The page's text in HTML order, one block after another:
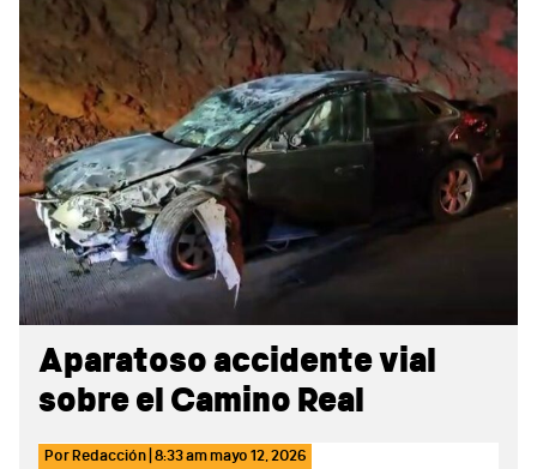
Aparatoso accidente vial
sobre el Camino Real
Por Redacción 8:33 ammayo 12, 2026
Sidebar